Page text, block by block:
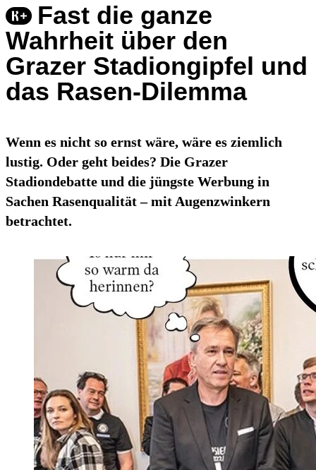
Fast die ganze
Wahrheit über den
Grazer Stadiongipfel und
das Rasen-Dilemma
Wenn es nicht so ernst wäre, wäre es ziemlich
lustig. Oder geht beides? Die Grazer
Stadiondebatte und die jüngste Werbung in
Sachen Rasenqualität – mit Augenzwinkern
betrachtet.